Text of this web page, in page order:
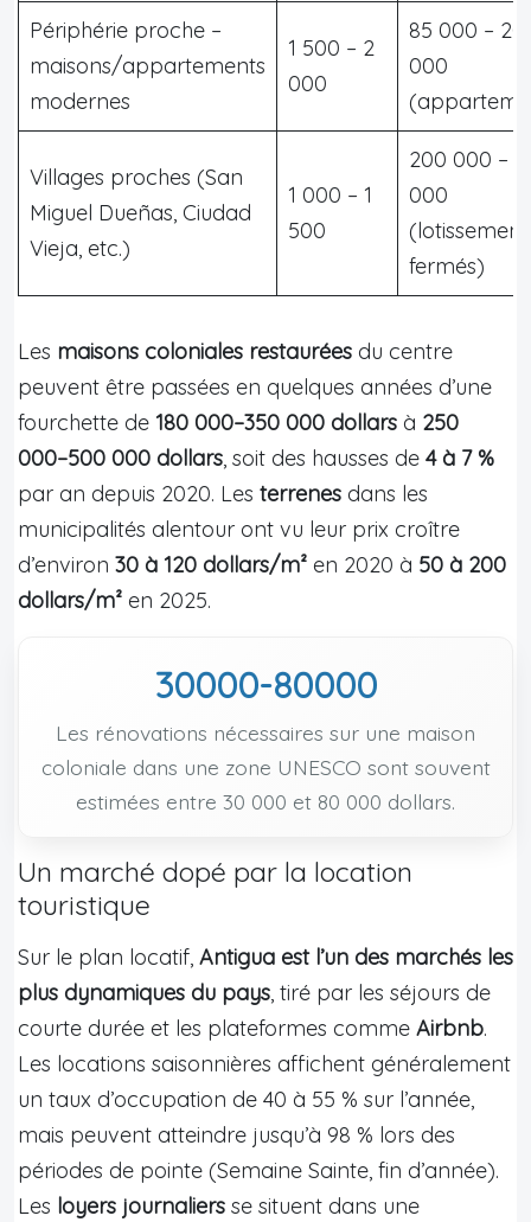
Périphérie proche –
maisons/appartements
modernes
1 500 – 2
000
85 000 –
000
Villages proches (San
Miguel Dueñas, Ciudad
Vieja, etc.)
1 000 – 1
500
200 000 –
000
fermés)
Les maisons coloniales restaurées du centre
peuvent être passées en quelques années d’une
fourchette de 180 000–350 000 dollars à 250
000–500 000 dollars, soit des hausses de 4 à 7 %
par an depuis 2020. Les terrenes dans les
municipalités alentour ont vu leur prix croître
d’environ 30 à 120 dollars/m² en 2020 à 50 à 200
dollars/m² en 2025.
30000-80000
Les rénovations nécessaires sur une maison
coloniale dans une zone UNESCO sont souvent
estimées entre 30 000 et 80 000 dollars.
Un marché dopé par la location
touristique
Sur le plan locatif, Antigua est l’un des marchés les
plus dynamiques du pays, tiré par les séjours de
courte durée et les plateformes comme Airbnb.
Les locations saisonnières affichent généralement
un taux d’occupation de 40 à 55 % sur l’année,
mais peuvent atteindre jusqu’à 98 % lors des
périodes de pointe (Semaine Sainte, fin d’année).
Les loyers journaliers se situent dans une